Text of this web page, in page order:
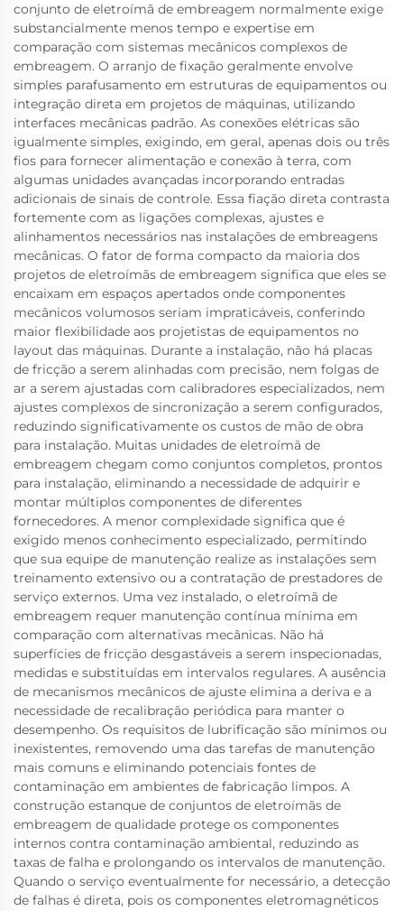
conjunto de eletroímã de embreagem normalmente exige
substancialmente menos tempo e expertise em
comparação com sistemas mecânicos complexos de
embreagem. O arranjo de fixação geralmente envolve
simples parafusamento em estruturas de equipamentos ou
integração direta em projetos de máquinas, utilizando
interfaces mecânicas padrão. As conexões elétricas são
igualmente simples, exigindo, em geral, apenas dois ou três
fios para fornecer alimentação e conexão à terra, com
algumas unidades avançadas incorporando entradas
adicionais de sinais de controle. Essa fiação direta contrasta
fortemente com as ligações complexas, ajustes e
alinhamentos necessários nas instalações de embreagens
mecânicas. O fator de forma compacto da maioria dos
projetos de eletroímãs de embreagem significa que eles se
encaixam em espaços apertados onde componentes
mecânicos volumosos seriam impraticáveis, conferindo
maior flexibilidade aos projetistas de equipamentos no
layout das máquinas. Durante a instalação, não há placas
de fricção a serem alinhadas com precisão, nem folgas de
ar a serem ajustadas com calibradores especializados, nem
ajustes complexos de sincronização a serem configurados,
reduzindo significativamente os custos de mão de obra
para instalação. Muitas unidades de eletroímã de
embreagem chegam como conjuntos completos, prontos
para instalação, eliminando a necessidade de adquirir e
montar múltiplos componentes de diferentes
fornecedores. A menor complexidade significa que é
exigido menos conhecimento especializado, permitindo
que sua equipe de manutenção realize as instalações sem
treinamento extensivo ou a contratação de prestadores de
serviço externos. Uma vez instalado, o eletroímã de
embreagem requer manutenção contínua mínima em
comparação com alternativas mecânicas. Não há
superfícies de fricção desgastáveis a serem inspecionadas,
medidas e substituídas em intervalos regulares. A ausência
de mecanismos mecânicos de ajuste elimina a deriva e a
necessidade de recalibração periódica para manter o
desempenho. Os requisitos de lubrificação são mínimos ou
inexistentes, removendo uma das tarefas de manutenção
mais comuns e eliminando potenciais fontes de
contaminação em ambientes de fabricação limpos. A
construção estanque de conjuntos de eletroímãs de
embreagem de qualidade protege os componentes
internos contra contaminação ambiental, reduzindo as
taxas de falha e prolongando os intervalos de manutenção.
Quando o serviço eventualmente for necessário, a detecção
de falhas é direta, pois os componentes eletromagnéticos